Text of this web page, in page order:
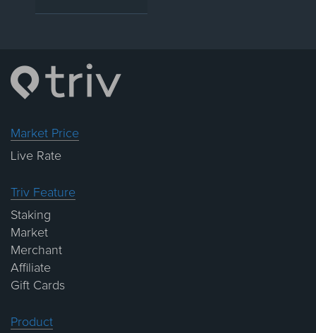
Market Price
Live Rate
Triv Feature
Staking
Market
Merchant
Affiliate
Gift Cards
Product